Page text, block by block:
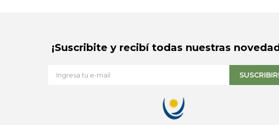
¡Suscribite y recibí todas nuestras